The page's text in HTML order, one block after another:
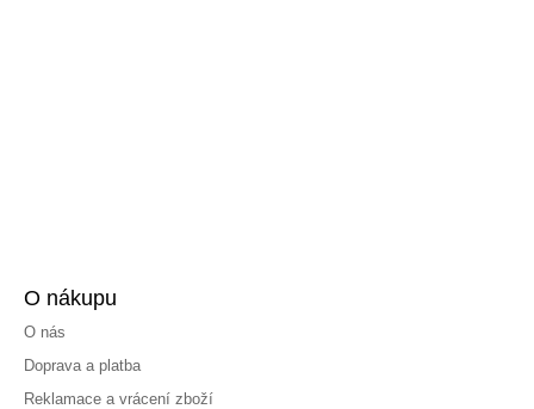
O nákupu
O nás
Doprava a platba
Reklamace a vrácení zboží